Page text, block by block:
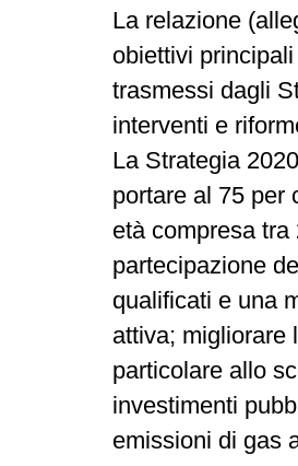
La relazione
obiettivi
trasmessi dagli
interventi e
La Strategia
portare al 75 per
età compresa
partecipazione
qualificati e una
attiva; migliorare
particolare allo
investimenti
emissioni di gas